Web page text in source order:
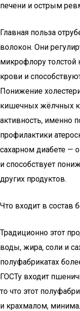
печени и острым
Главная польза
волокон. Они
микрофлору
крови и
Понижение
кишечных жёлчных
активность, именно
профилактики
сахарном диабете —
и способствует
других продуктов.
Что входит в состав
Традиционно этот
воды, жира, соли и
полуфабрикатах
ГОСТу входит
то что этот
и крахмалом,